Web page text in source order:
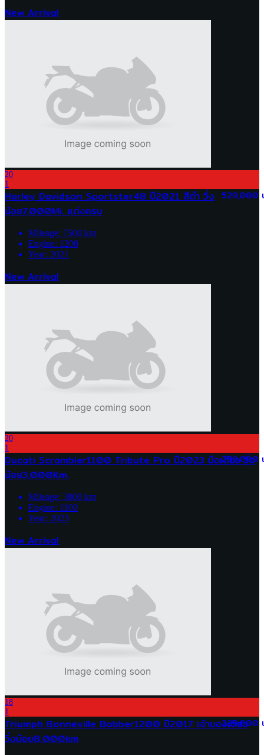
New Arrival
20
1
529,000
Harley Davidson Sportster48 ปี2021 สีดำ วิ่ง
น้อย7,000Mi. แต่งครบ
Mileage: 7500 km
Engine: 1200
Year: 2021
New Arrival
20
1
289,000
Ducati Scrambler1100 Tribute Pro ปี2023 มือเดียว วิ่ง
น้อย3,000Km.
Mileage: 3800 km
Engine: 1100
Year: 2023
New Arrival
18
1
329,000
Triumph Bonneville Bobber1200 ปี2017 เจ้าของเดียว
วิ่งน้อย8,000km